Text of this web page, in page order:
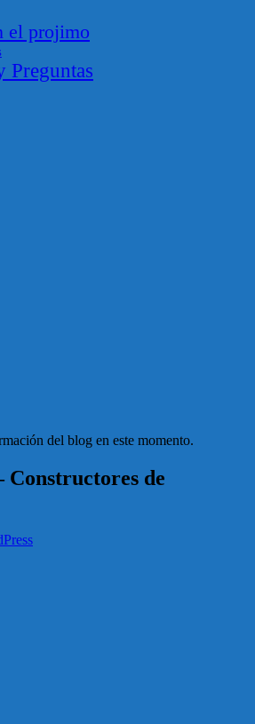
el projimo
Preguntas
del blog en este momento.
Constructores de